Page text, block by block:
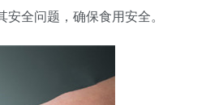
全问题，确保食用安全。